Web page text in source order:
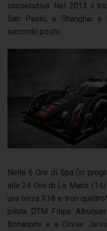
consecutiva. Nel 2013 il
San Paolo, e Shanghai
secondo posto.
Nella 6 Ore di Spa (in
alla 24 Ore di Le Mans
una terza R18 e-tron
pilota DTM Filipe
Bonanomi e a Olivier